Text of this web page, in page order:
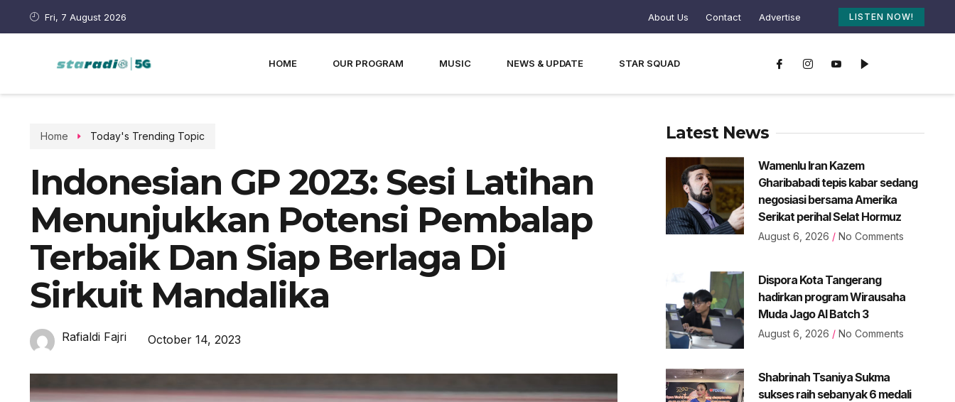
Fri, 7 August 2026 About Us Contact Advertise LISTEN NOW!
HOME OUR PROGRAM MUSIC NEWS & UPDATE STAR SQUAD
Home Today's Trending Topic
Indonesian GP 2023: Sesi Latihan
Menunjukkan Potensi Pembalap
Terbaik Dan Siap Berlaga Di
Sirkuit Mandalika
Rafialdi Fajri October 14, 2023
Latest News
Wamenlu Iran Kazem
Gharibabadi tepis kabar sedang
negosiasi bersama Amerika
Serikat perihal Selat Hormuz
August 6, 2026 No Comments
Dispora Kota Tangerang
hadirkan program Wirausaha
Muda Jago AI Batch 3
August 6, 2026 No Comments
Shabrinah Tsaniya Sukma
sukses raih sebanyak 6 medali